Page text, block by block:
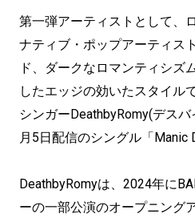
第一弾アーティストとして、
ナティブ・ポップアーティス
ド、ダークなロマンティシズ
したエッジの効いたスタイル
シンガーDeathbyRomy(デス
月5日配信のシングル「Manic
DeathbyRomyは、2024年に
ーの一部公演のオープニング